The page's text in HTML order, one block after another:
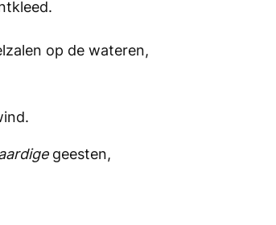
op de wateren,
geesten,